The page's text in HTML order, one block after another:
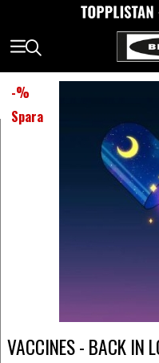
-%
Spara
VACCINES - BACK IN